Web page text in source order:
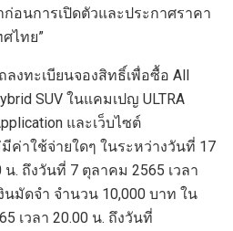
อนการเปิดตัวและประกาศราคา
ไทย”
งทะเบียนจองสิทธิ์เพื่อซื้อ All
SUV ในแคมเปญ ULTRA
และเว็บไซต์
ค่าใช้จ่ายใดๆ ในระหว่างวันที่ 17
น. ถึงวันที่ 7 ตุลาคม 2565 เวลา
นมัดจำ จำนวน 10,000 บาท ใน
เวลา 20.00 น. ถึงวันที่